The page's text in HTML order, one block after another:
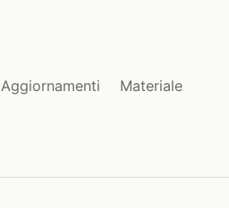
Aggiornamenti
Materiale